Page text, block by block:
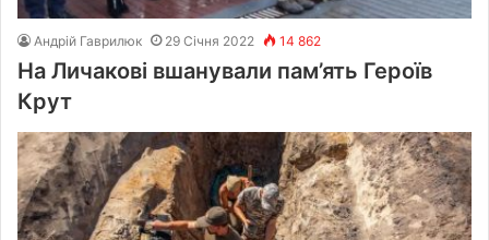
Андрій Гаврилюк 29 Січня 2022 14 862
На Личакові вшанували пам’ять Героїв
Крут